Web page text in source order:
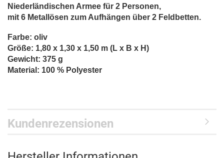
Niederländischen Armee für 2 Personen,
mit 6 Metallösen zum Aufhängen über 2 Feldbetten.
Farbe: oliv
Größe: 1,80 x 1,30 x 1,50 m (L x B x H)
Gewicht: 375 g
Material: 100 % Polyester
Kundenrezensionen